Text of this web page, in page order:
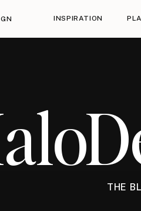
INSPIRATION
THE